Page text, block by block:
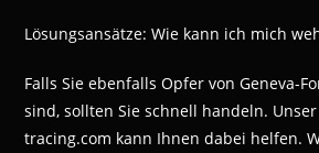
Lösungsansätze: Wie kann ich mich
Falls Sie ebenfalls Opfer von Geneva-
sind, sollten Sie schnell handeln.
tracing.com kann Ihnen dabei helfen.